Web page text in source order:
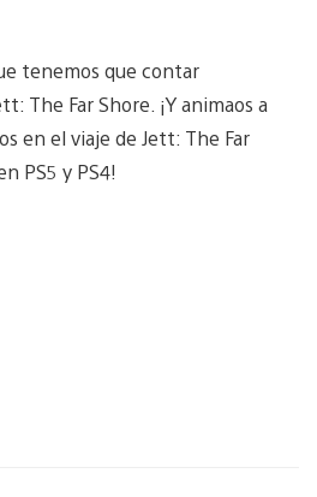
tenemos que contar
The Far Shore. ¡Y animaos a
en el viaje de Jett: The Far
PS5 y PS4!